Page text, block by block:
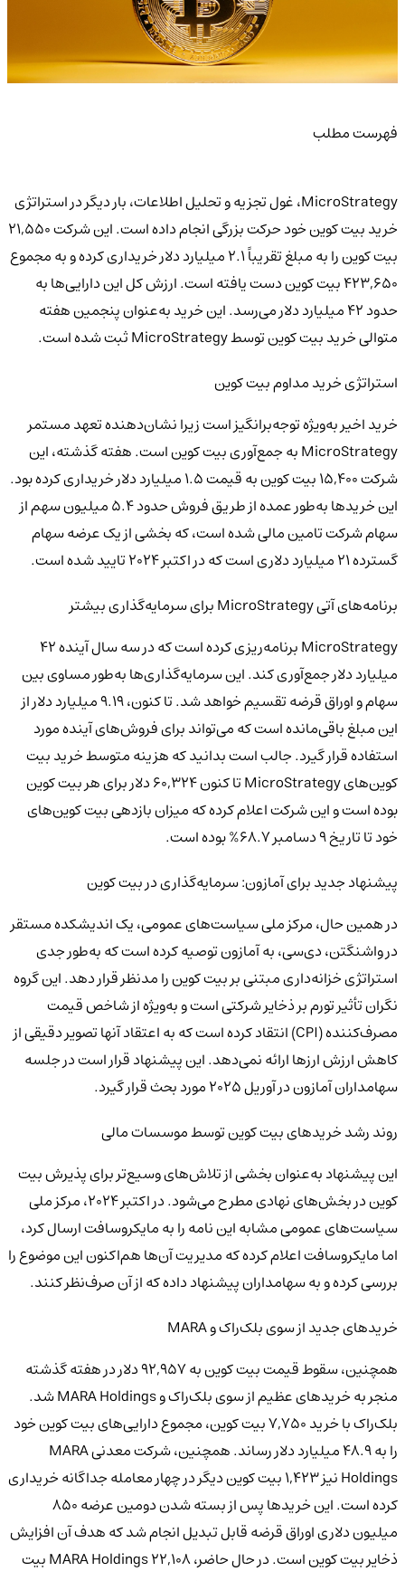
فهرست مطلب
MicroStrategy، غول تجزیه و تحلیل اطلاعات، بار دیگر در استراتژی
خرید بیت کوین خود حرکت بزرگی انجام داده است. این شرکت 21,550
بیت کوین را به مبلغ تقریباً 2.1 میلیارد دلار خریداری کرده و به مجموع
423,650 بیت کوین دست یافته است. ارزش کل این دارایی‌ها به
حدود 42 میلیارد دلار می‌رسد. این خرید به‌عنوان پنجمین هفته
متوالی خرید بیت کوین توسط MicroStrategy ثبت شده است.
استراتژی خرید مداوم بیت کوین
خرید اخیر به‌ویژه توجه‌برانگیز است زیرا نشان‌دهنده تعهد مستمر
MicroStrategy به جمع‌آوری بیت کوین است. هفته گذشته، این
شرکت 15,400 بیت کوین به قیمت 1.5 میلیارد دلار خریداری کرده بود.
این خریدها به‌طور عمده از طریق فروش حدود 5.4 میلیون سهم از
سهام شرکت تامین مالی شده است، که بخشی از یک عرضه سهام
گسترده 21 میلیارد دلاری است که در اکتبر 2024 تایید شده است.
برنامه‌های آتی MicroStrategy برای سرمایه‌گذاری بیشتر
MicroStrategy برنامه‌ریزی کرده است که در سه سال آینده 42
میلیارد دلار جمع‌آوری کند. این سرمایه‌گذاری‌ها به‌طور مساوی بین
سهام و اوراق قرضه تقسیم خواهد شد. تا کنون، 9.19 میلیارد دلار از
این مبلغ باقی‌مانده است که می‌تواند برای فروش‌های آینده مورد
استفاده قرار گیرد. جالب است بدانید که هزینه متوسط خرید بیت
کوین‌های MicroStrategy تا کنون 60,324 دلار برای هر بیت کوین
بوده است و این شرکت اعلام کرده که میزان بازدهی بیت کوین‌های
خود تا تاریخ 9 دسامبر 68.7% بوده است.
پیشنهاد جدید برای آمازون: سرمایه‌گذاری در بیت کوین
در همین حال، مرکز ملی سیاست‌های عمومی، یک اندیشکده مستقر
در واشنگتن، دی‌سی، به آمازون توصیه کرده است که به‌طور جدی
استراتژی خزانه‌داری مبتنی بر بیت کوین را مدنظر قرار دهد. این گروه
نگران تأثیر تورم بر ذخایر شرکتی است و به‌ویژه از شاخص قیمت
مصرف‌کننده (CPI) انتقاد کرده است که به اعتقاد آنها تصویر دقیقی از
کاهش ارزش ارزها ارائه نمی‌دهد. این پیشنهاد قرار است در جلسه
سهامداران آمازون در آوریل 2025 مورد بحث قرار گیرد.
روند رشد خریدهای بیت کوین توسط موسسات مالی
این پیشنهاد به‌عنوان بخشی از تلاش‌های وسیع‌تر برای پذیرش بیت
کوین در بخش‌های نهادی مطرح می‌شود. در اکتبر 2024، مرکز ملی
سیاست‌های عمومی مشابه این نامه را به مایکروسافت ارسال کرد،
اما مایکروسافت اعلام کرده که مدیریت آن‌ها هم‌اکنون این موضوع را
بررسی کرده و به سهامداران پیشنهاد داده که از آن صرف‌نظر کنند.
خریدهای جدید از سوی بلک‌راک و MARA
همچنین، سقوط قیمت بیت کوین به 92,957 دلار در هفته گذشته
منجر به خریدهای عظیم از سوی بلک‌راک و MARA Holdings شد.
بلک‌راک با خرید 7,750 بیت کوین، مجموع دارایی‌های بیت کوین خود
را به 48.9 میلیارد دلار رساند. همچنین، شرکت معدنی MARA
Holdings نیز 1,423 بیت کوین دیگر در چهار معامله جداگانه خریداری
کرده است. این خریدها پس از بسته شدن دومین عرضه 850
میلیون دلاری اوراق قرضه قابل تبدیل انجام شد که هدف آن افزایش
ذخایر بیت کوین است. در حال حاضر، MARA Holdings 22,108 بیت